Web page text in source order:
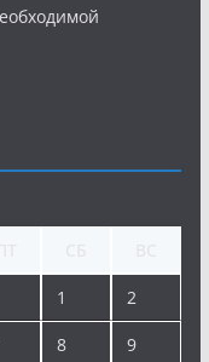
1 2
8 9